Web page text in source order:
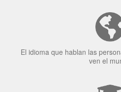
El idioma que hablan las